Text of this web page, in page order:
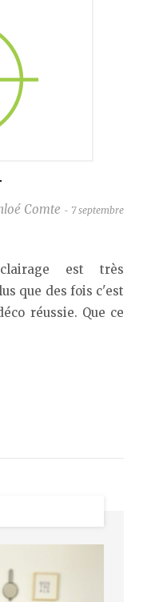
Comte - 7 septembre
est très
que des fois c'est
réussie. Que ce